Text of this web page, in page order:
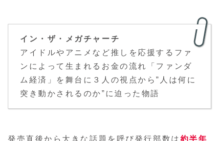
イン・ザ・メガチャーチ
アイドルやアニメなど推しを応援するファ
ンによって生まれるお金の流れ「ファンダ
ム経済」を舞台に３人の視点から”人は何に
突き動かされるのか”に迫った物語
発売直後から大きな話題を呼び発行部数は 約半年